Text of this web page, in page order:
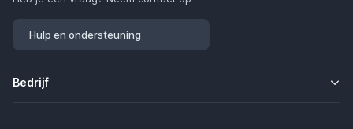
Hulp en ondersteuning
Bedrijf